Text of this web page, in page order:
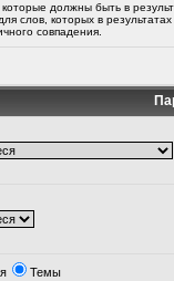
должны быть в
для слов, которых в
совпадения.
Темы